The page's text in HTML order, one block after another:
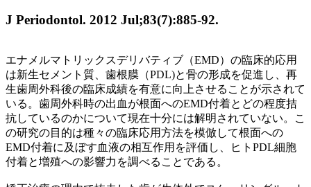
J Periodontol. 2012 Jul;83(7):885-92.
エナメルマトリックスデリバティブ（EMD）の臨床的応用
は新生セメント質、歯根膜（PDL)と骨の形成を促進し、再
生歯周外科後の臨床成績を有意に向上させることが示されて
いる。歯周外科時の出血が根面へのEMD付着とどの程度拮
抗しているのかについて現在十分には解明されていない。こ
の研究の目的は種々の臨床応用方法を模倣して根面への
EMD付着に及ぼす血液の相互作用を評価し、ヒトPDL細胞
付着と増殖への影響力を調べることである。